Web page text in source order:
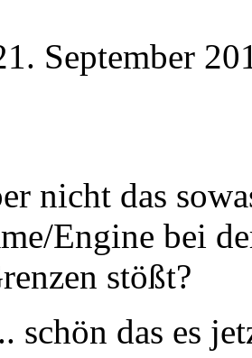
September
nicht das
Engine bei
stößt?
schön das es